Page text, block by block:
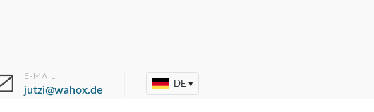
E-MAIL
jutzi@wahox.de
DE ▾